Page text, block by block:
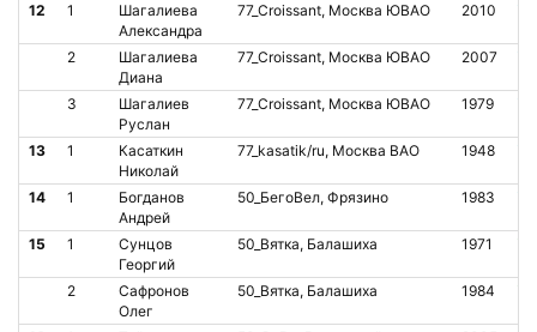
12 1
Шагалиева
Александра
77_Croissant, Москва ЮВАО 2010
2
Шагалиева
Диана
77_Croissant, Москва ЮВАО 2007
3
Шагалиев
Руслан
77_Croissant, Москва ЮВАО 1979
13 1
Касаткин
Николай
77_kasatik/ru, Москва ВАО 1948
14 1
Богданов
Андрей
50_БегоВел, Фрязино 1983
15 1
Сунцов
Георгий
50_Вятка, Балашиха 1971
2
Сафронов
Олег
50_Вятка, Балашиха 1984